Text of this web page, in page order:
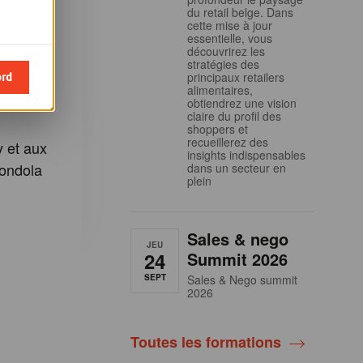
inscrire
et aux
du retail belge. Dans
cette mise à jour
essentielle, vous
découvrirez les
stratégies des
principaux retailers
alimentaires,
obtiendrez une vision
claire du profil des
shoppers et
recueillerez des
insights indispensables
dans un secteur en
plein
JEU
24
SEPT
Sales & nego
Summit 2026
Sales & Nego summit
2026
Toutes les formations